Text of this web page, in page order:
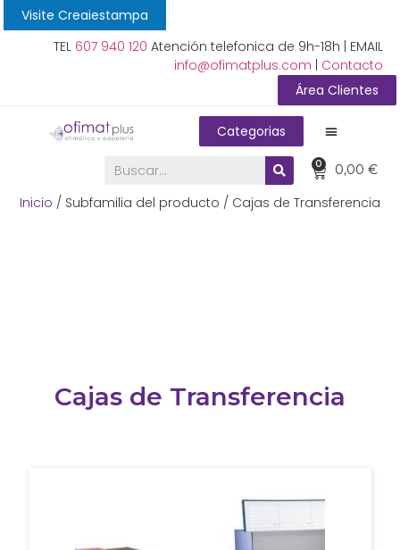
Visite Creaiestampa
TEL 607 940 120 Atención telefonica de 9h-18h | EMAIL
info@ofimatplus.com
Contacto
Área Clientes
Categorias
0,00€
0
Inicio / Subfamilia del producto / Cajas de Transferencia
Cajas de Transferencia